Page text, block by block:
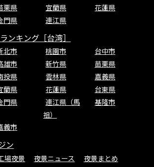
栗県 宜蘭県
花蓮県
門県 連江県
ンキング［台湾］
北市 桃園市
台中市
雄市 新竹県
苗栗県
投県 雲林県
嘉義県
蘭県 花蓮県
台東県
門県
連江県（馬
祖）
基隆市
義市
ン
場夜景 夜景ニュース
夜景まとめ